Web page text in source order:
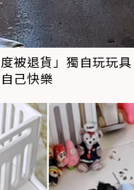
被退貨」獨自玩玩
己快樂